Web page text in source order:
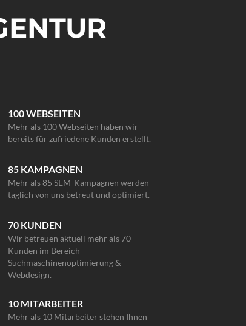
100 WEBSEITEN
Mehr als 100 Webseiten haben wir
bereits für zufriedene Kunden erstellt.
85 KAMPAGNEN
Mehr als 85 SEM-Kampagnen werden
täglich von uns betreut und optimiert.
70 KUNDEN
Wir betreuen aktuell mehr als 70
Kunden im Bereich
Suchmaschinenoptimierung &
Webdesign.
10 MITARBEITER
Mehr als 10 Mitarbeiter stehen Ihnen